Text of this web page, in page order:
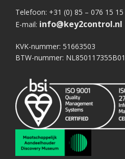
Telefoon: +31 (0) 85 – 076 15 15
E-mail: info@key2control.nl
KVK-nummer: 51663503
BTW-nummer: NL850117355B01